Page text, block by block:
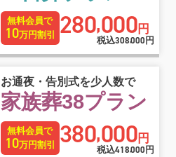
無料会員で
10万円割引 280,000円
税込308,000円
お通夜・告別式を少人数で
家族葬38プラン
無料会員で
10万円割引 380,000円
税込418,000 円